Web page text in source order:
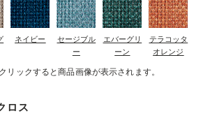
ネイビー
セージブル
ー
エバーグリ
ーン
テラコッタ
オレンジ
リックすると商品画像が表示されます。
ロス